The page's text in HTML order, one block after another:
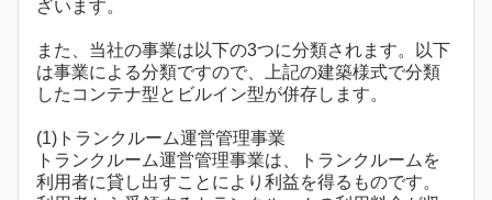
ざいます。
また、当社の事業は以下の3つに分類されます。以下
は事業による分類ですので、上記の建築様式で分類
したコンテナ型とビルイン型が併存します。
(1)トランクルーム運営管理事業
トランクルーム運営管理事業は、トランクルームを
利用者に貸し出すことにより利益を得るものです。